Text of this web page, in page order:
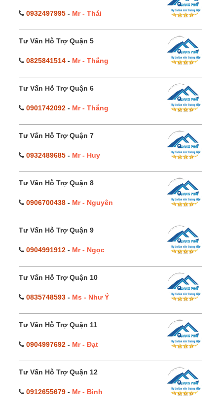
0932497995 - Mr - Thái
Tư Vấn Hỗ Trợ Quận 5
0825841514 - Mr - Thắng
Tư Vấn Hỗ Trợ Quận 6
0901742092 - Mr - Thắng
Tư Vấn Hỗ Trợ Quận 7
0932489685 - Mr - Huy
Tư Vấn Hỗ Trợ Quận 8
0906700438 - Mr - Nguyên
Tư Vấn Hỗ Trợ Quận 9
0904991912 - Mr - Ngọc
Tư Vấn Hỗ Trợ Quận 10
0835748593 - Ms - Như Ý
Tư Vấn Hỗ Trợ Quận 11
0904997692 - Mr - Đạt
Tư Vấn Hỗ Trợ Quận 12
0912655679 - Mr - Bình